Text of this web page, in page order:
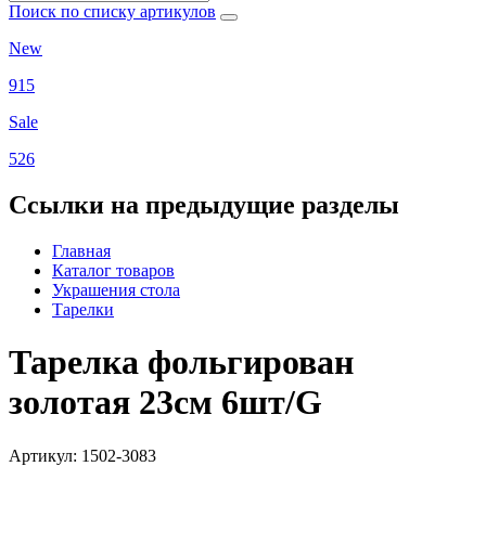
Поиск по списку артикулов
New
915
Sale
526
Ссылки на предыдущие разделы
Главная
Каталог товаров
Украшения стола
Тарелки
Тарелка фольгирован
золотая 23см 6шт/G
Артикул: 1502-3083